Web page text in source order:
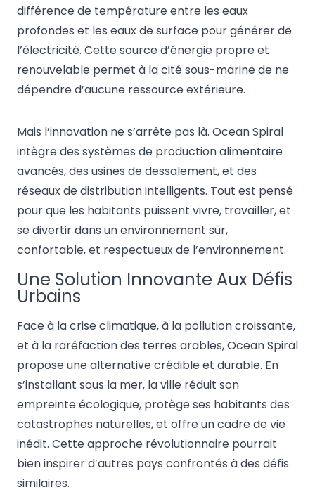
différence de température entre les eaux
profondes et les eaux de surface pour générer de
l’électricité. Cette source d’énergie propre et
renouvelable permet à la cité sous-marine de ne
dépendre d’aucune ressource extérieure.
Mais l’innovation ne s’arrête pas là. Ocean Spiral
intègre des systèmes de production alimentaire
avancés, des usines de dessalement, et des
réseaux de distribution intelligents. Tout est pensé
pour que les habitants puissent vivre, travailler, et
se divertir dans un environnement sûr,
confortable, et respectueux de l’environnement.
Une Solution Innovante Aux Défis
Urbains
Face à la crise climatique, à la pollution croissante,
et à la raréfaction des terres arables, Ocean Spiral
propose une alternative crédible et durable. En
s’installant sous la mer, la ville réduit son
empreinte écologique, protège ses habitants des
catastrophes naturelles, et offre un cadre de vie
inédit. Cette approche révolutionnaire pourrait
bien inspirer d’autres pays confrontés à des défis
similaires.